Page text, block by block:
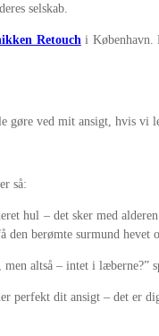
selskab.
Retouch i København.
gøre ved mit ansigt, hvis vi
så:
hul – det sker med
berømte surmund hevet
altså – intet i
dit ansigt – det er